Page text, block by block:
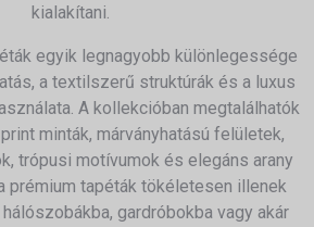
kialakítani.
egyik legnagyobb különlegessége
a textilszerű struktúrák és a luxus
A kollekcióban megtalálhatók
minták, márványhatású felületek,
trópusi motívumok és elegáns arany
prémium tapéták tökéletesen illenek
gardróbokba vagy akár